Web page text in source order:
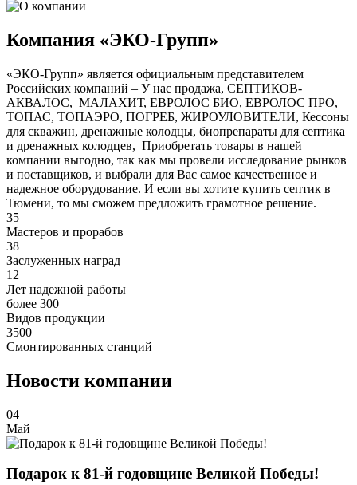
Компания «ЭКО-Групп»
«ЭКО-Групп» является официальным представителем
Российских компаний – У нас продажа, СЕПТИКОВ-
АКВАЛОС, МАЛАХИТ, ЕВРОЛОС БИО, ЕВРОЛОС ПРО,
ТОПАС, ТОПАЭРО, ПОГРЕБ, ЖИРОУЛОВИТЕЛИ, Кессоны
для скважин, дренажные колодцы, биопрепараты для септика
и дренажных колодцев, Приобретать товары в нашей
компании выгодно, так как мы провели исследование рынков
и поставщиков, и выбрали для Вас самое качественное и
надежное оборудование. И если вы хотите купить септик в
Тюмени, то мы сможем предложить грамотное решение.
35
Мастеров и прорабов
38
Заслуженных наград
12
Лет надежной работы
более 300
Видов продукции
3500
Смонтированных станций
Новости компании
04
Май
Подарок к 81-й годовщине Великой Победы!